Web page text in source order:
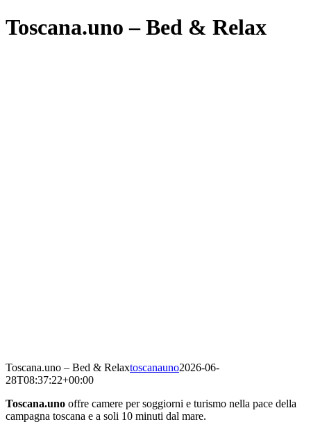
Toscana.uno – Bed & Relax
Toscana.uno – Bed & Relaxtoscanauno2026-06-
28T08:37:22+00:00
Toscana.uno offre camere per soggiorni e turismo nella pace della
campagna toscana e a soli 10 minuti dal mare.